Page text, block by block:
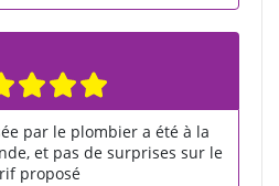
par le plombier a été à la
et pas de surprises sur le
proposé